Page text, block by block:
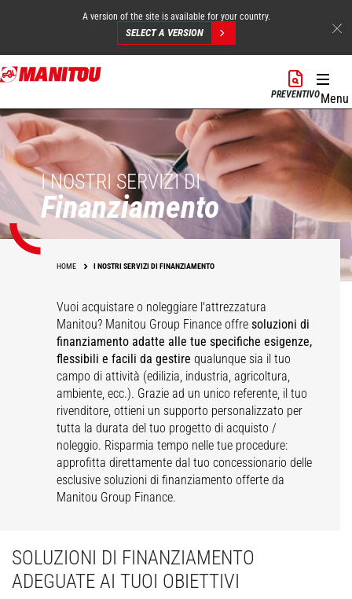
Salta
al
principale
A version of the site is available for your country.
SELECT A VERSION
PREVENTIVOMenu
I NOSTRI SERVIZI DI
Finanziamento
HOME I NOSTRI SERVIZI DI FINANZIAMENTO
Vuoi acquistare o noleggiare l'attrezzatura
Manitou? Manitou Group Finance offresoluzioni di
finanziamento adatte alle tue specifiche esigenze,
flessibili e facili da gestire qualunque sia il tuo
campo di attività (edilizia, industria, agricoltura,
ambiente, ecc.). Grazie ad un unico referente, il tuo
rivenditore, ottieni un supporto personalizzato per
tutta la durata del tuo progetto di acquisto /
noleggio. Risparmia tempo nelle tue procedure:
approfitta direttamente dal tuo concessionario delle
esclusive soluzioni di finanziamento offerte da
Manitou Group Finance.
SOLUZIONI DI FINANZIAMENTO
ADEGUATE AI TUOI OBIETTIVI